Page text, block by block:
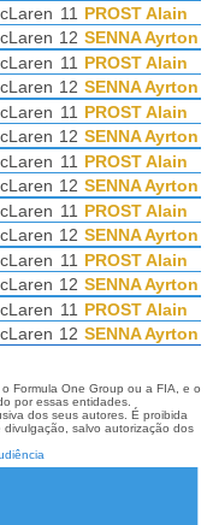
11 PROST Alain
12 SENNA Ayrton
11 PROST Alain
12 SENNA Ayrton
11 PROST Alain
12 SENNA Ayrton
11 PROST Alain
12 SENNA Ayrton
11 PROST Alain
12 SENNA Ayrton
11 PROST Alain
12 SENNA Ayrton
11 PROST Alain
12 SENNA Ayrton
Formula One Group ou a FIA, e o
por essas entidades.
dos seus autores. É proibida
salvo autorização dos